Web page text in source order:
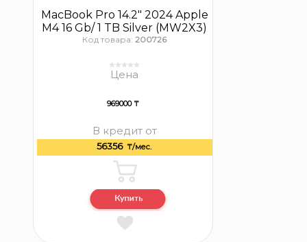
MacBook Pro 14.2″ 2024 Apple
M4 16 Gb/ 1 TB Silver (MW2X3)
Код товара: 200726
Цена
969000 ₸
В кредит от
56356 ₸/мес.